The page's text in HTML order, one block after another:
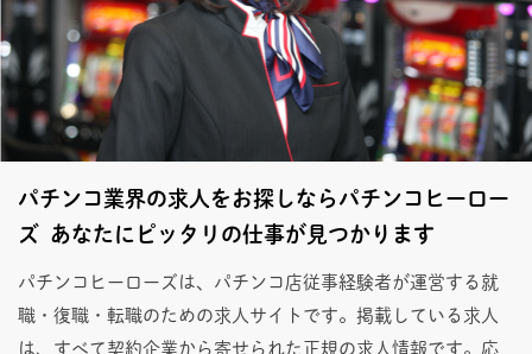
パチンコ業界の求人をお探しならパチンコヒーロー
ズ あなたにピッタリの仕事が見つかります
パチンコヒーローズは、パチンコ店従事経験者が運営する就
職・復職・転職のための求人サイトです。掲載している求人
は、すべて契約企業から寄せられた正規の求人情報です。応